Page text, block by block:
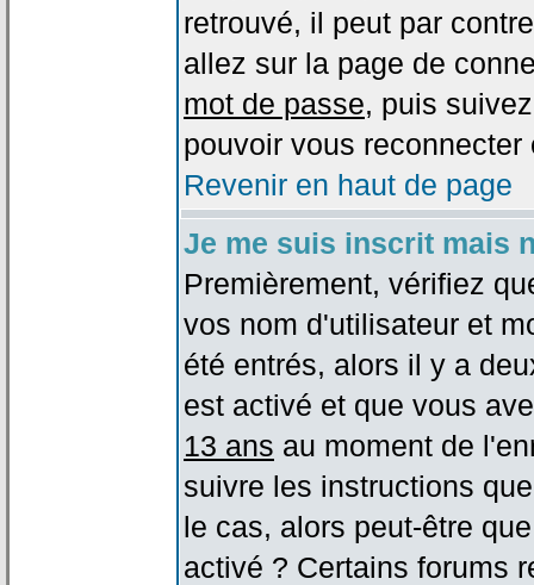
retrouvé, il peut par
allez sur la page de
mot de passe, puis
pouvoir vous
Revenir en haut de page
Je me suis inscrit mais
Premièrement, vérifiez
vos nom d'utilisateur et
été entrés, alors il y a
est activé et que vous
13 ans au moment de
suivre les instructions
le cas, alors peut-être
activé ? Certains forums